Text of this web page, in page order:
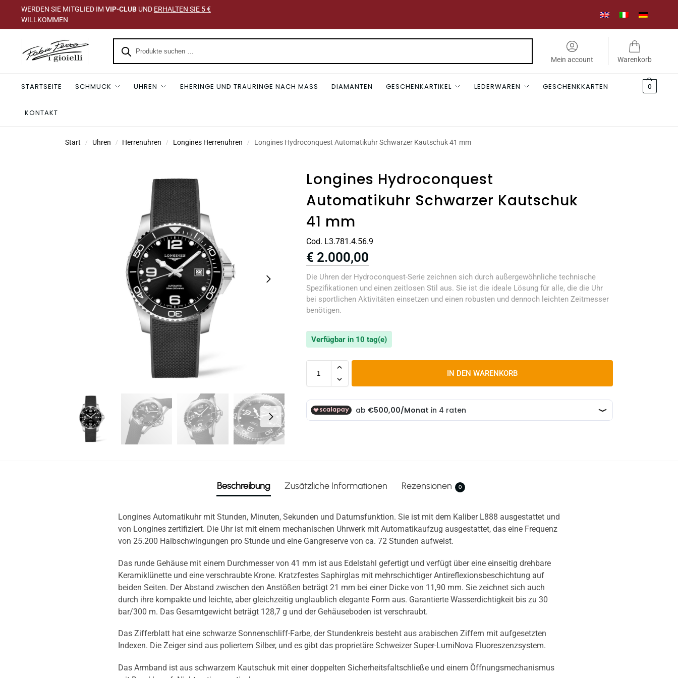
WERDEN SIE MITGLIED IM VIP-CLUBUND ERHALTEN SIE 5 €
WILLKOMMEN
Mein account Warenkorb
STARTSEITE SCHMUCK UHREN EHERINGE UND TRAURINGE NACH MASS DIAMANTEN GESCHENKARTIKEL LEDERWAREN GESCHENKKARTEN
KONTAKT
0
Start / Uhren / Herrenuhren / Longines Herrenuhren / Longines Hydroconquest Automatikuhr Schwarzer Kautschuk 41 mm
Longines Hydroconquest
Automatikuhr Schwarzer Kautschuk
41 mm
Cod. L3.781.4.56.9
€ 2.000,00
Die Uhren der Hydroconquest-Serie zeichnen sich durch außergewöhnliche technische
Spezifikationen und einen zeitlosen Stil aus. Sie ist die ideale Lösung für alle, die die Uhr
bei sportlichen Aktivitäten einsetzen und einen robusten und dennoch leichten Zeitmesser
benötigen.
Verfügbar in 10 tag(e)
IN DEN WARENKORB
Beschreibung Zusätzliche Informationen Rezensionen 0
Longines Automatikuhr mit Stunden, Minuten, Sekunden und Datumsfunktion. Sie ist mit dem Kaliber L888 ausgestattet und
von Longines zertifiziert. Die Uhr ist mit einem mechanischen Uhrwerk mit Automatikaufzug ausgestattet, das eine Frequenz
von 25.200 Halbschwingungen pro Stunde und eine Gangreserve von ca. 72 Stunden aufweist.
Das runde Gehäuse mit einem Durchmesser von 41 mm ist aus Edelstahl gefertigt und verfügt über eine einseitig drehbare
Keramiklünette und eine verschraubte Krone. Kratzfestes Saphirglas mit mehrschichtiger Antireflexionsbeschichtung auf
beiden Seiten. Der Abstand zwischen den Anstößen beträgt 21 mm bei einer Dicke von 11,90 mm. Sie zeichnet sich auch
durch ihre kompakte und leichte, aber gleichzeitig unglaublich elegante Form aus. Garantierte Wasserdichtigkeit bis zu 30
bar/300 m. Das Gesamtgewicht beträgt 128,7 g und der Gehäuseboden ist verschraubt.
Das Zifferblatt hat eine schwarze Sonnenschliff-Farbe, der Stundenkreis besteht aus arabischen Ziffern mit aufgesetzten
Indexen. Die Zeiger sind aus poliertem Silber, und es gibt das proprietäre Schweizer Super-LumiNova Fluoreszenzsystem.
Das Armband ist aus schwarzem Kautschuk mit einer doppelten Sicherheitsfaltschließe und einem Öffnungsmechanismus